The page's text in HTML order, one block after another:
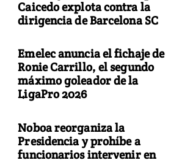
Caicedo explota contra la
dirigencia de Barcelona SC
Emelec anuncia el fichaje de
Ronie Carrillo, el segundo
máximo goleador de la
LigaPro 2026
Noboa reorganiza la
Presidencia y prohíbe a
funcionarios intervenir en